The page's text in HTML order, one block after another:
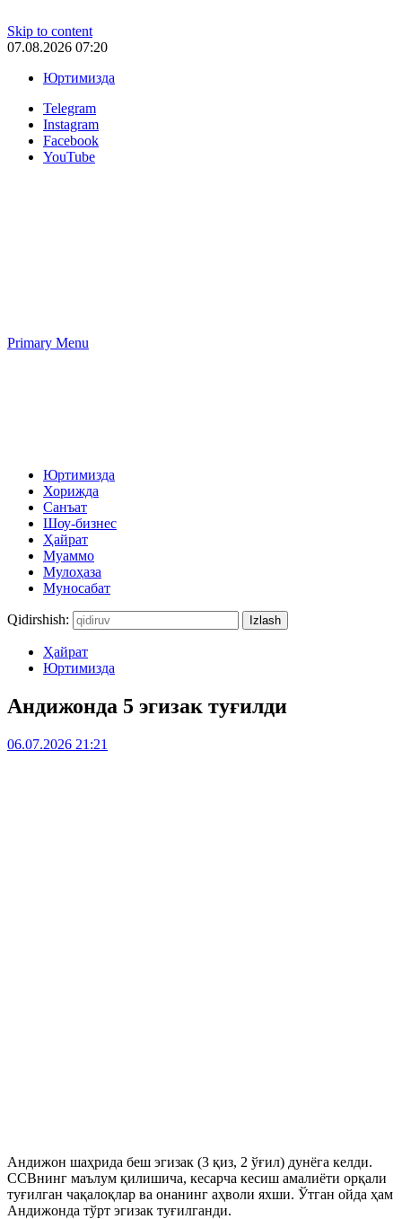
Skip to content
07.08.2026 07:20
Юртимизда
Telegram
Instagram
Facebook
YouTube
Primary Menu
Юртимизда
Хорижда
Санъат
Шоу-бизнес
Ҳайрат
Муаммо
Мулоҳаза
Муносабат
Qidirshish:
Ҳайрат
Юртимизда
Андижонда 5 эгизак туғилди
06.07.2026 21:21
Андижон шаҳрида беш эгизак (3 қиз, 2 ўғил) дунёга келди.
ССВнинг маълум қилишича, кесарча кесиш амалиёти орқали
туғилган чақалоқлар ва онанинг аҳволи яхши. Ўтган ойда ҳам
Андижонда тўрт эгизак туғилганди.